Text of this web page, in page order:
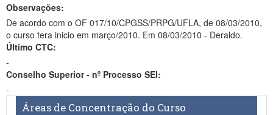
Observações:
De acordo com o OF 017/10/CPGSS/PRPG/UFLA, de 08/03/2010,
o curso tera inicio em março/2010. Em 08/03/2010 - Deraldo.
Último CTC:
-
Conselho Superior - nº Processo SEI:
-
Áreas de Concentração do Curso